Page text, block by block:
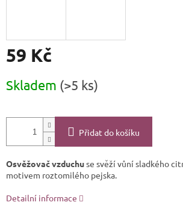
59 Kč
cena:
Skladem (>5 ks)
Přidat do košíku
Osvěžovač vzduchuse svěží vůní sladkého
motivem roztomilého pejska.
Detailní informace